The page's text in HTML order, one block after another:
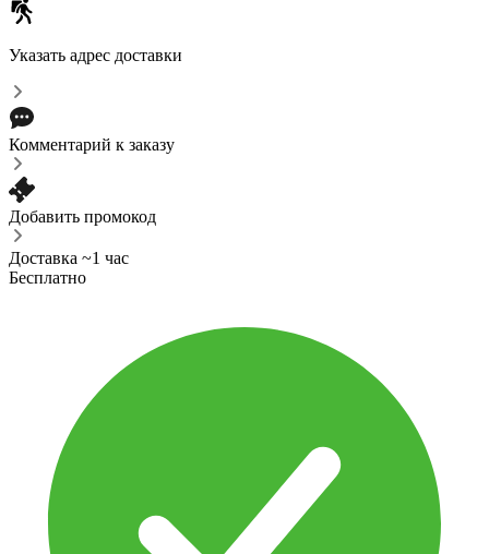
Указать адрес доставки
Комментарий к заказу
Добавить промокод
Доставка ~1 час
Бесплатно